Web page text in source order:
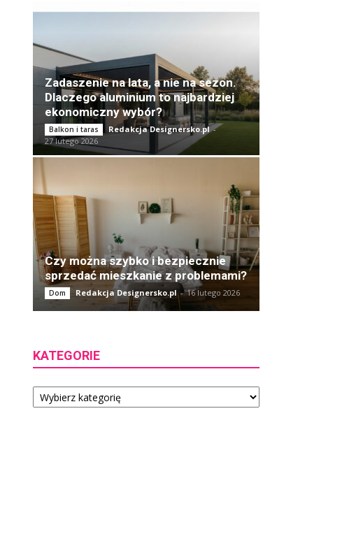
Zadaszenie na lata, a nie na sezon.
Dlaczego aluminium to najbardziej
ekonomiczny wybór?
Balkon i taras Redakcja Designersko.pl -
27 lutego 2026
Czy można szybko i bezpiecznie
sprzedać mieszkanie z problemami?
Dom Redakcja Designersko.pl - 16 lutego 2026
KATEGORIE
Kategorie